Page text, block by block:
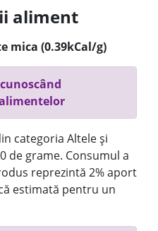
aliment
mica (0.39kCal/g)
categoria Altele și
de grame. Consumul a
reprezintă 2% aport
estimată pentru un